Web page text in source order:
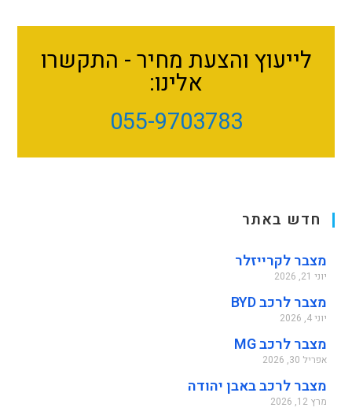
לייעוץ והצעת מחיר - התקשרו
אלינו:
055-9703783
חדש באתר
מצבר לקרייזלר
יוני 21, 2026
מצבר לרכב BYD
יוני 4, 2026
מצבר לרכב MG
אפריל 30, 2026
מצבר לרכב באבן יהודה
מרץ 12, 2026